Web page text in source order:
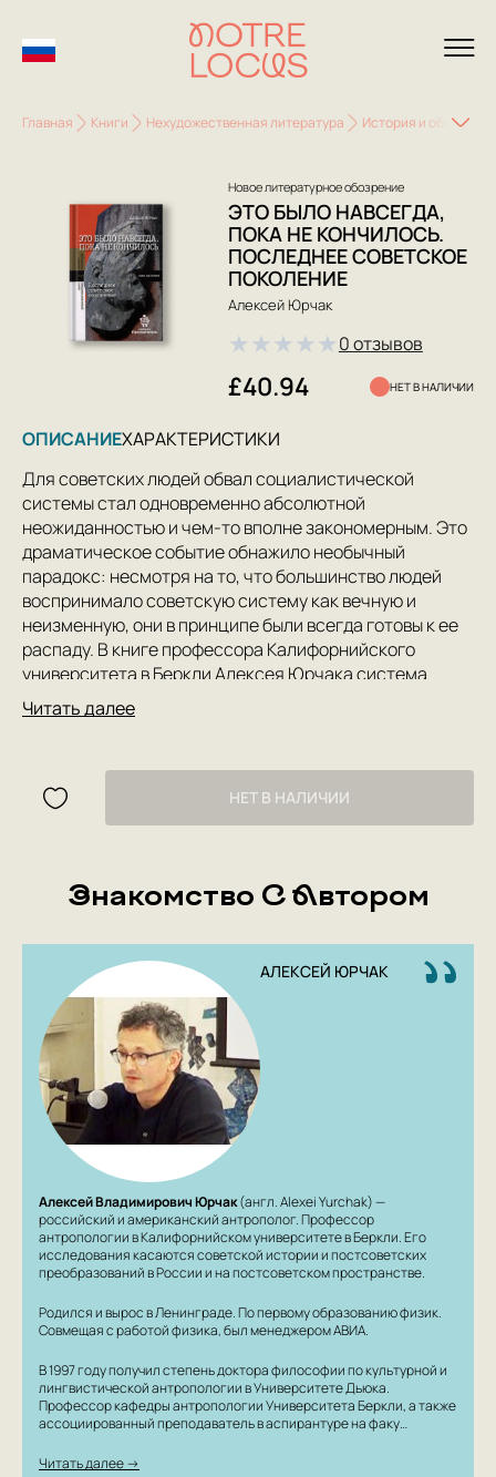
Главная Книги Нехудожественная литература История и общество
Новое литературное обозрение
ЭТО БЫЛО НАВСЕГДА,
ПОКА НЕ КОНЧИЛОСЬ.
ПОСЛЕДНЕЕ СОВЕТСКОЕ
ПОКОЛЕНИЕ
Алексей Юрчак
★★★★★0 отзывов
£40.94 НЕТ В НАЛИЧИИ
ОПИСАНИЕХАРАКТЕРИСТИКИ
Для советских людей обвал социалистической
системы стал одновременно абсолютной
неожиданностью и чем-то вполне закономерным. Это
драматическое событие обнажило необычный
парадокс: несмотря на то, что большинство людей
воспринимало советскую систему как вечную и
неизменную, они в принципе были всегда готовы к ее
распаду. В книге профессора Калифорнийского
университета в Беркли Алексея Юрчака система
«позднего социализма» (середина 1950-х —
середина1980-х годов) анализируется в перспективе
возникающий в книге, в корне отличается от
привычных стереотипов, согласно которым советскую
реальность можно свести к описанию, основанному
свободный язык, политическое подавление /
гражданское сопротивление, публичная ложь /
скрытая правда.
Книга удостоена премии «Просветитель» за 2015 год.
Читать далее
НЕТ В НАЛИЧИИ
Знакомство С Автором
АЛЕКСЕЙ ЮРЧАК
Алексей Владимирович Юрчак(англ. Alexei Yurchak) —
российский и американский антрополог. Профессор
антропологии в Калифорнийском университете в Беркли. Его
исследования касаются советской истории и постсоветских
преобразований в России и на постсоветском пространстве.
Родился и вырос в Ленинграде. По первому образованию физик.
Совмещая с работой физика, был менеджером АВИА.
В 1997 году получил степень доктора философии по культурной и
лингвистической антропологии в Университете Дьюка.
Профессор кафедры антропологии Университета Беркли, а также
ассоциированный преподаватель в аспирантуре на факу…
Читать далее →